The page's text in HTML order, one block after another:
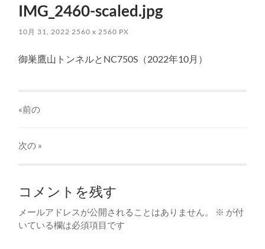
IMG_2460-scaled.jpg
10月 31, 2022 2560x 2560 PX
御巣鷹山トンネルとNC750S（2022年10月）
«前の
次の »
コメントを残す
メールアドレスが公開されることはありません。 ※ が付
いている欄は必須項目です